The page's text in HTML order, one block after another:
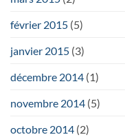
février 2015 (5)
janvier 2015 (3)
décembre 2014 (1)
novembre 2014 (5)
octobre 2014 (2)